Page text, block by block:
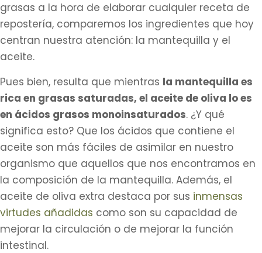
grasas a la hora de elaborar cualquier receta de
repostería, comparemos los ingredientes que hoy
centran nuestra atención: la mantequilla y el
aceite.
Pues bien, resulta que mientras la mantequilla es
rica en grasas saturadas, el aceite de oliva lo es
en ácidos grasos monoinsaturados. ¿Y qué
significa esto? Que los ácidos que contiene el
aceite son más fáciles de asimilar en nuestro
organismo que aquellos que nos encontramos en
la composición de la mantequilla. Además, el
aceite de oliva extra destaca por sus inmensas
virtudes añadidas como son su capacidad de
mejorar la circulación o de mejorar la función
intestinal.